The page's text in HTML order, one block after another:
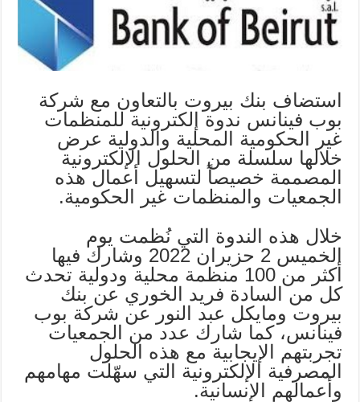
استضاف بنك بيروت بالتعاون مع شركة
بوب فينانس ندوة إلكترونية للمنظمات
غير الحكومية المحلية والدولية عرض
خلالها سلسلة من الحلول الإلكترونية
المصممة خصيصاً لتسهيل أعمال هذه
الجمعيات والمنظمات غير الحكومية.
خلال هذه الندوة التي نُظمت يوم
الخميس 2 حزيران 2022 وشارك فيها
أكثر من 100 منظمة محلية ودولية تحدث
كل من السادة فريد الخوري عن بنك
بيروت ومايكل عبد النور عن شركة بوب
فينانس، كما شارك عدد من الجمعيات
تجربتهم الإيجابية مع هذه الحلول
المصرفية الإلكترونية التي سهّلت مهامهم
وأعمالهم الإنسانية.